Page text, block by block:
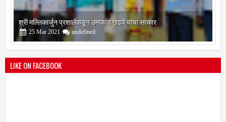
श्री मल्लिकार्जुन प्रशालेकडून उमाकांत गाढवे यांचा सत्कार
25 Mar 2021 undefined
LIKE ON FACEBOOK